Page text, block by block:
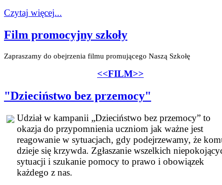
Czytaj więcej...
Film promocyjny szkoły
Zapraszamy do obejrzenia filmu promującego Naszą Szkołę
<<FILM>>
"Dzieciństwo bez przemocy"
Udział w kampanii „Dzieciństwo bez przemocy” to
okazja do przypomnienia uczniom jak ważne jest
reagowanie w sytuacjach, gdy podejrzewamy, że
dzieje się krzywda. Zgłaszanie wszelkich
sytuacji i szukanie pomocy to prawo i obowiązek
każdego z nas.